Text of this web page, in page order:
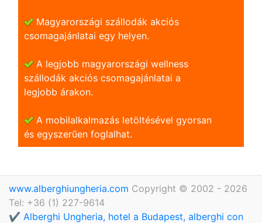
Magyarországi szállodák akciós
csomagajánlatai egy helyen.
A legjobb magyarországi wellness
szállodák akciós csomagajánlatai a
legjobb árakon.
A mobilalkalmazás letöltésével gyorsan
és egyszerũen foglalhat.
www.alberghiungheria.com Copyright © 2002 - 2026
Tel: +36 (1) 227-9614
✔️ Alberghi Ungheria, hotel a Budapest, alberghi con